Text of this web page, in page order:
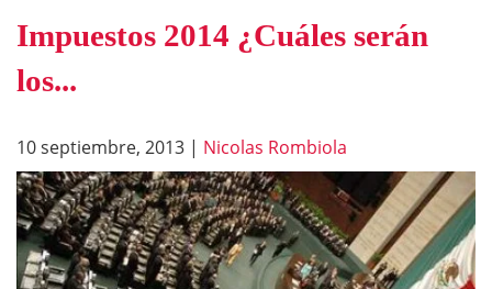
Impuestos 2014 ¿Cuáles serán
los...
10 septiembre, 2013 | Nicolas Rombiola